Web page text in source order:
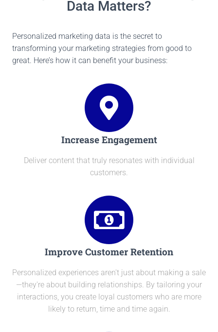
Data Matters?
Personalized marketing data is the secret to
transforming your marketing strategies from good to
great. Here’s how it can benefit your business:
Increase Engagement
Deliver content that truly resonates with individual
customers.
Improve Customer Retention
Personalized experiences aren't just about making a sale
—they're about building relationships. By tailoring your
interactions, you create loyal customers who are more
likely to return, time and time again.